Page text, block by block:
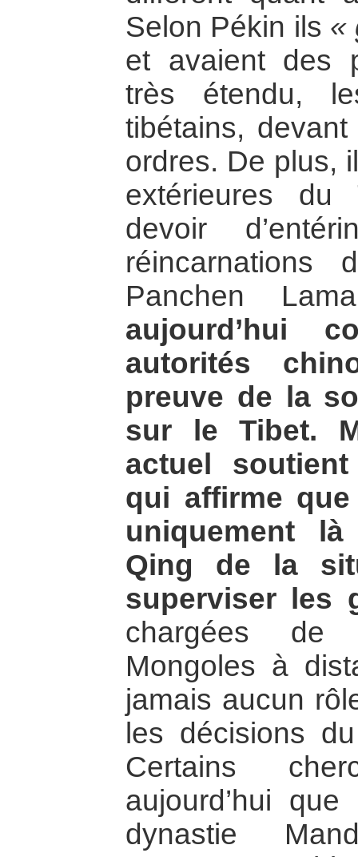
Selon Pékin ils «
et avaient des
très étendu,
tibétains,
ordres. De plus,
extérieures
devoir
Panchen
aujourd’hui
autorités
preuve de la
sur le Tibet.
actuel
qui affirme
uniquement
Qing de la
superviser les
chargées
Mongoles à
jamais aucun
les décisions
Certains
aujourd’hui
dynastie